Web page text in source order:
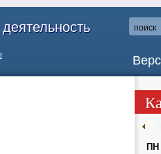
ПН